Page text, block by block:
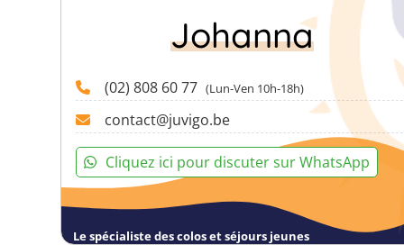
Johanna
(02) 808 60 77 (Lun-Ven 10h-18h)
contact@juvigo.be
Cliquez ici pour discuter sur WhatsApp
Le spécialiste des colos et séjours jeunes